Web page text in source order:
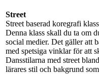
Street
Street baserad koregrafi
Denna klass skall du ta om
social medier. Det gäller att
med spetsiga vinklar för att
Dansstilarna med street
lärares stil och bakgrund